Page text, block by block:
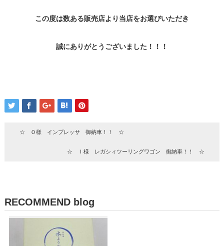
この度は数ある販売店より当店をお選びいただき
誠にありがとうございました！！！
☆ Ｏ様 インプレッサ 御納車！！ ☆
☆ Ｉ様 レガシィツーリングワゴン 御納車！！ ☆
RECOMMEND blog